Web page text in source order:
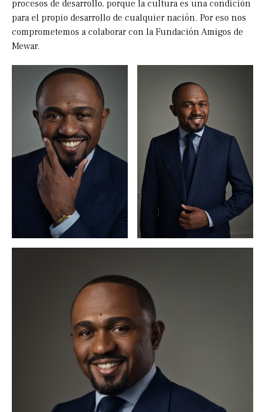
procesos de desarrollo, porque la cultura es una condición
para el propio desarrollo de cualquier nación. Por eso nos
comprometemos a colaborar con la Fundación Amigos de
Mewar.